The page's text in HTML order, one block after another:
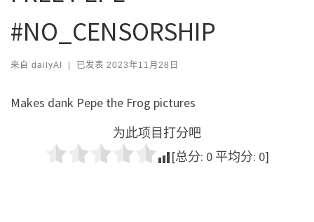
#NO_CENSORSHIP
来自 dailyAI | 已发表 2023年11月28日
Makes dank Pepe the Frog pictures
为此项目打分吧
[总分: 0 平均分: 0]